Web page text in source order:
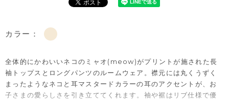
カラー：
全体的にかわいいネコのミャオ(meow)がプリントが施された長
袖トップスとロングパンツのルームウェア。襟元には丸くうずく
まったようなネコと耳マスタードカラーの耳のアクセントが、お
子さまの愛らしさを引き立ててくれます。袖や裾はリブ仕様で優